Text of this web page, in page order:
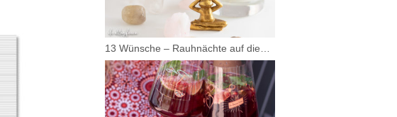
13 Wünsche – Rauhnächte auf die…